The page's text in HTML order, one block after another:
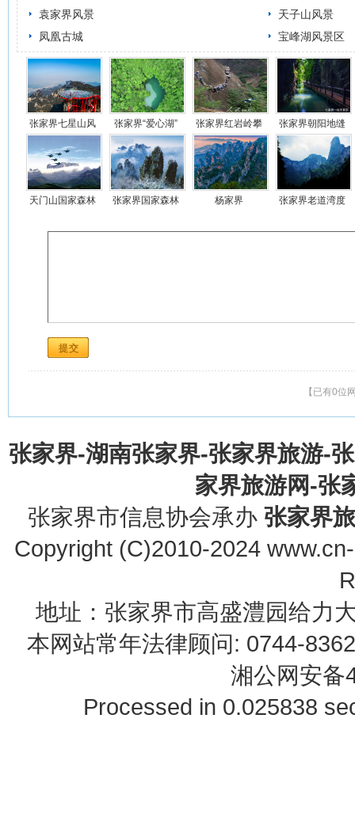
袁家界风景
天子山风景
凤凰古城
宝峰湖风景区
张家界七星山风
景区
张家界“爱心湖”
张家界红岩岭攀
岩游览项目
张家界朝阳地缝
天门山国家森林
张家界国家森林
杨家界
张家界老道湾度
【已有0位
张家界-湖南张家界-张家界旅游-
家界旅游网-张
张家界市信息协会承办 张家界
Copyright (C)2010-2024
地址：张家界市高盛澧园给力
本网站常年法律顾问: 0744-
湘公网安备
Processed in 0.025838